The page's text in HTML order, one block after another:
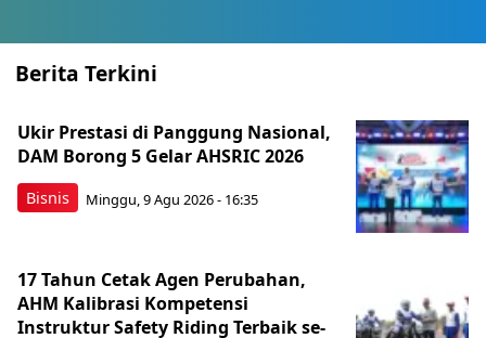
Berita Terkini
Bisnis
Ukir Prestasi di Panggung Nasional,
DAM Borong 5 Gelar AHSRIC 2026
Minggu, 9 Agu 2026 - 16:35
17 Tahun Cetak Agen Perubahan,
AHM Kalibrasi Kompetensi
Instruktur Safety Riding Terbaik se-